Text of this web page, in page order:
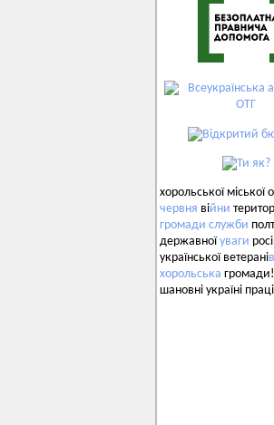
хорольської міської
червня війни
громади служби
державноїуваги
української ветеранів
хорольська громади!
шановні україні праці